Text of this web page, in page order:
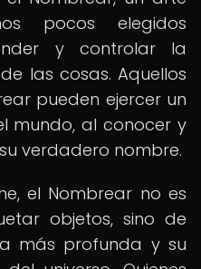
pocos elegidos
y controlar la
las cosas. Aquellos
pueden ejercer un
mundo, al conocer y
verdadero nombre.
el Nombrear no es
objetos, sino de
más profunda y su